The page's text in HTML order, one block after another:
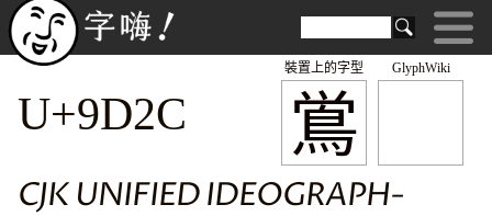
GlyphWiki
鴬
裝置上的字型
U+9D2C
CJK UNIFIED IDEOGRAPH-